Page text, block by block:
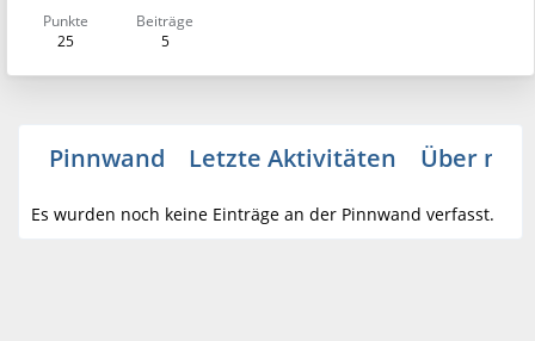
Punkte
25
Beiträge
5
Pinnwand Letzte Aktivitäten Über
Es wurden noch keine Einträge an der Pinnwand verfasst.